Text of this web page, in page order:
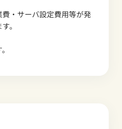
・サーバ設定費用等が発
。